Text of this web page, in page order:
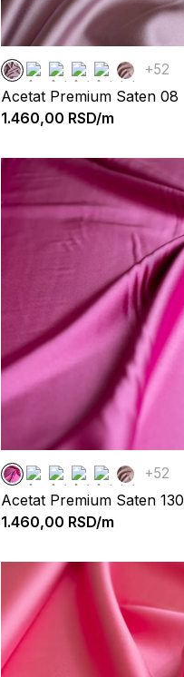
+52
Acetat Premium Saten 08
1.460,00 RSD/m
+52
Acetat Premium Saten 130
1.460,00 RSD/m